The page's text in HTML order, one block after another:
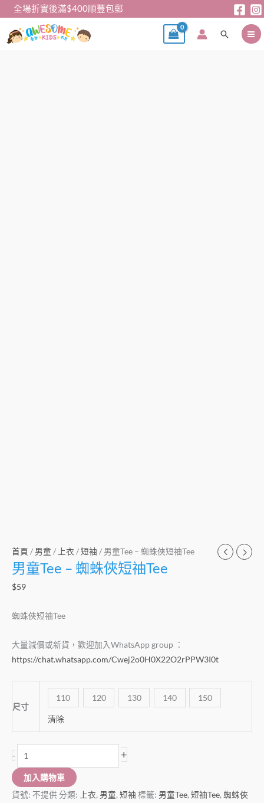
全場折實後滿$400順豐包郵
搜
首頁 / 男童 / 上衣 /短袖 / 男童Tee – 蜘蛛俠短䄂Tee
男童Tee – 蜘蛛俠短䄂Tee
$59
蜘蛛俠短䄂Tee
大量減價或新貨，歡迎加入WhatsApp group ：
https://chat.whatsapp.com/Cwej2o0H0X22O2rPPW3I0t
尺寸
110 120 130 140 150
清除
- +
加入購物車
貨號: 不提供 分類: 上衣, 男童, 短袖 標籤: 男童Tee, 短䄂Tee, 蜘蛛俠